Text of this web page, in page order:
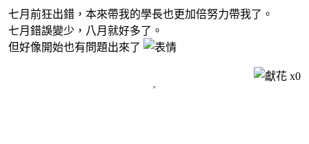
七月前狂出錯，本來帶我的學長也更加倍努力帶我了。
七月錯誤變少，八月就好多了。
但好像開始也有問題出來了
x0